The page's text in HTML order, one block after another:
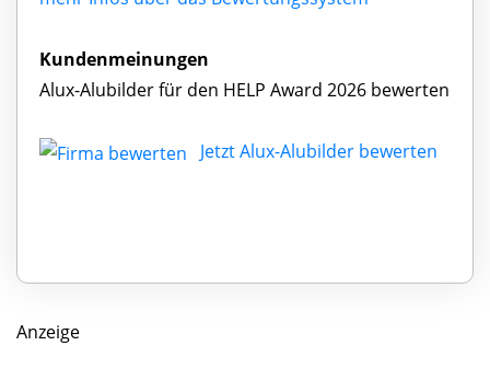
Kundenmeinungen
Alux-Alubilder für den HELP Award 2026 bewerten
Jetzt Alux-Alubilder bewerten
Anzeige